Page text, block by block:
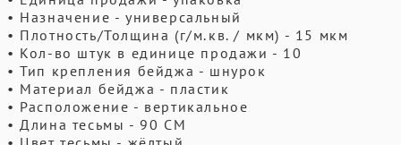
• Назначение - универсальный
• Плотность/Толщина (г/м.кв. / мкм) - 15 мкм
• Кол-во штук в единице продажи - 10
• Тип крепления бейджа - шнурок
• Материал бейджа - пластик
• Расположение - вертикальное
• Длина тесьмы - 90 СМ